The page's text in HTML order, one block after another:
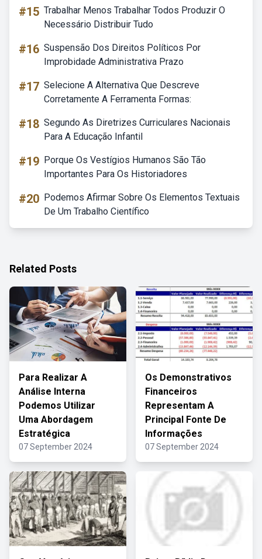
#15 Trabalhar Menos Trabalhar Todos Produzir O
Necessário Distribuir Tudo
#16 Suspensão Dos Direitos Políticos Por
Improbidade Administrativa Prazo
#17 Selecione A Alternativa Que Descreve
Corretamente A Ferramenta Formas:
#18 Segundo As Diretrizes Curriculares Nacionais
Para A Educação Infantil
#19 Porque Os Vestígios Humanos São Tão
Importantes Para Os Historiadores
#20 Podemos Afirmar Sobre Os Elementos Textuais
De Um Trabalho Científico
Related Posts
Para Realizar A
Análise Interna
Podemos Utilizar
Uma Abordagem
Estratégica
07 September 2024
Os Demonstrativos
Financeiros
Representam A
Principal Fonte De
Informações
07 September 2024